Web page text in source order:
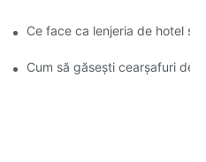
Ce face ca lenjeria de hotel
Cum să găsești cearșafuri de